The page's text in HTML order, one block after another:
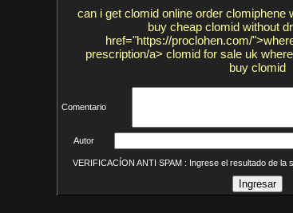
can i get clomid online order clomiphene
buy cheap clomid without
href="https://proclohen.com/
prescription/a> clomid for sale uk
buy clomid
Comentario
Autor
VERIFICACÍON ANTI SPAM : Ingrese el resultado de la